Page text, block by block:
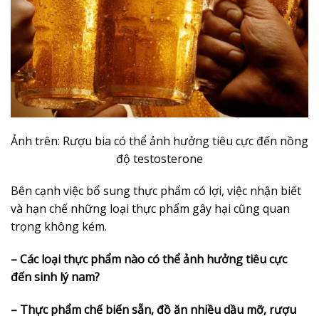
Ảnh trên: Rượu bia có thể ảnh hưởng tiêu cực đến nồng
độ testosterone
Bên cạnh việc bổ sung thực phẩm có lợi, việc nhận biết
và hạn chế những loại thực phẩm gây hại cũng quan
trọng không kém.
– Các loại thực phẩm nào có thể ảnh hưởng tiêu cực
đến sinh lý nam?
– Thực phẩm chế biến sẵn, đồ ăn nhiều dầu mỡ, rượu